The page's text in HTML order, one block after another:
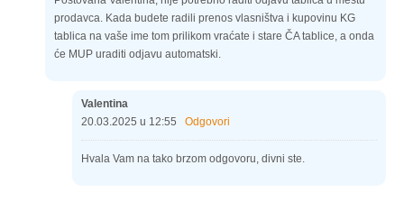
prodavca. Kada budete radili prenos vlasništva i kupovinu KG
tablica na vaše ime tom prilikom vraćate i stare ČA tablice, a onda
će MUP uraditi odjavu automatski.
Valentina
20.03.2025 u 12:55 Odgovori
Hvala Vam na tako brzom odgovoru, divni ste.